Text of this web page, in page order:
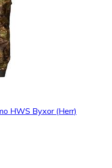
HWS Byxor (Herr)